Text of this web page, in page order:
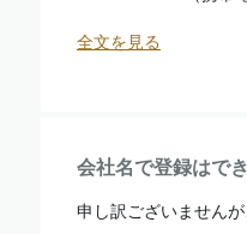
全文を見る
会社名で登録はで
申し訳ございません